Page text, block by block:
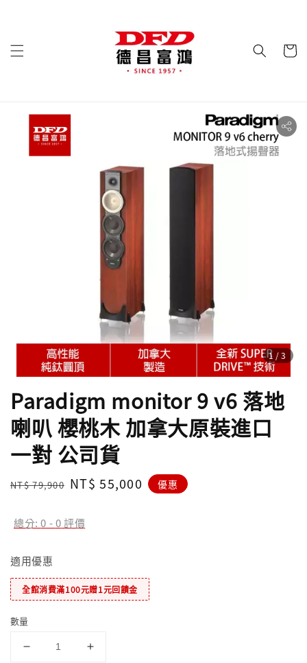
1 /3
Paradigm monitor 9 v6 落地
喇叭 櫻桃木 加拿大原裝進口
一對 公司貨
Regular
NT$ 79,900 Sale
NT$ 55,000 優惠
總分:0 -0評價
適用優惠
全館消費滿100元贈1元回饋金
數量